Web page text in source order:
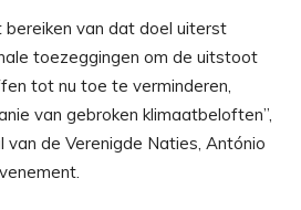
van dat doel uiterst
toezeggingen om de uitstoot
tot nu toe te verminderen,
van gebroken klimaatbeloften”,
van de Verenigde Naties, António